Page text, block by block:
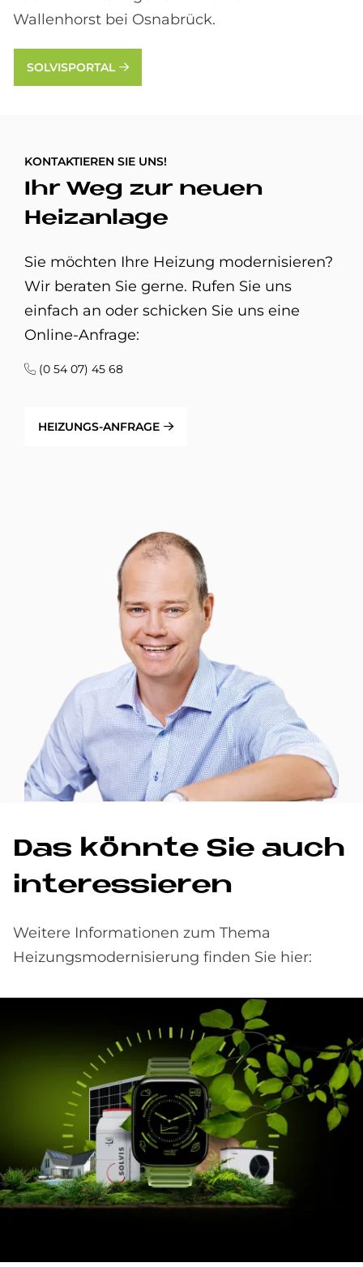
Wallenhorst bei Osnabrück.
SOLVISPORTAL
KONTAKTIEREN SIE UNS!
Ihr Weg zur neuen
Heizanlage
Sie möchten Ihre Heizung modernisieren?
Wir beraten Sie gerne. Rufen Sie uns
einfach an oder schicken Sie uns eine
Online-Anfrage:
(0 54 07) 45 68
HEIZUNGS-ANFRAGE
Das könn­te Sie auch
in­ter­es­sie­ren
Weitere Informationen zum Thema
Heizungsmodernisierung finden Sie hier: